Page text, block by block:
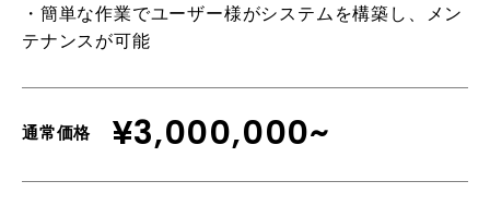
・簡単な作業でユーザー様がシステムを構築し、メン
テナンスが可能
通常価格 ¥3,000,000~